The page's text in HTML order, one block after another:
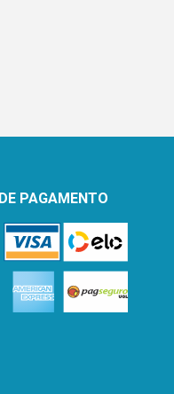
PAGAMENTO